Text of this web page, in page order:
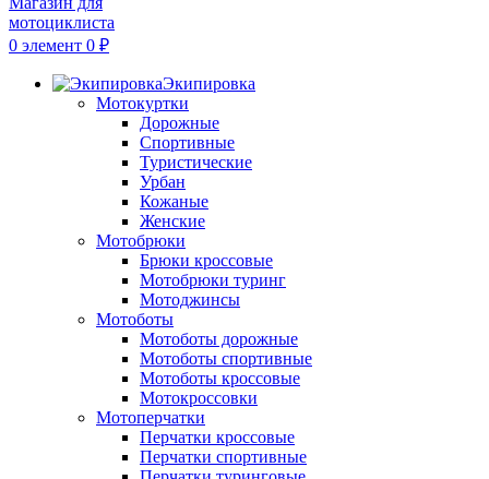
0 элемент 0 ₽
Экипировка
Мотокуртки
Дорожные
Спортивные
Туристические
Урбан
Кожаные
Женские
Мотобрюки
Брюки кроссовые
Мотобрюки туринг
Мотоджинсы
Мотоботы
Мотоботы дорожные
Мотоботы спортивные
Мотоботы кроссовые
Мотокроссовки
Мотоперчатки
Перчатки кроссовые
Перчатки спортивные